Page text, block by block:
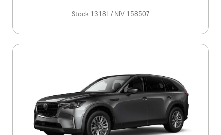
Stock 1318L / NIV 158507